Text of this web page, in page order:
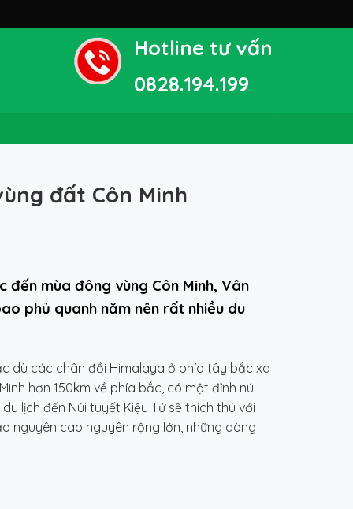
Hotline tư vấn
0828.194.199
đất Côn Minh
mùa đông vùng Côn Minh, Vân
phủ quanh năm nên rất nhiều du
dù các chân đồi Himalaya ở phía tây bắc xa
hơn 150km về phía bắc, có một đỉnh núi
lịch đến Núi tuyết Kiệu Tử sẽ thích thú với
nguyên cao nguyên rộng lớn, những dòng